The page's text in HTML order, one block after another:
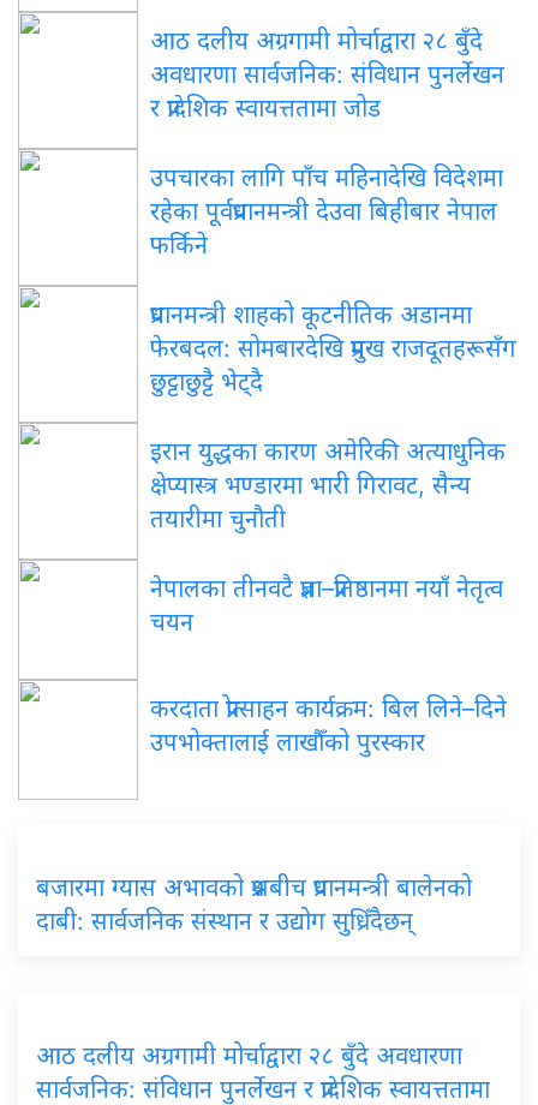
आठ दलीय अग्रगामी मोर्चाद्वारा २८ बुँदे
अवधारणा सार्वजनिक: संविधान पुनर्लेखन
र प्रादेशिक स्वायत्ततामा जोड
उपचारका लागि पाँच महिनादेखि विदेशमा
रहेका पूर्वप्रधानमन्त्री देउवा बिहीबार नेपाल
फर्किने
प्रधानमन्त्री शाहको कूटनीतिक अडानमा
फेरबदल: सोमबारदेखि प्रमुख राजदूतहरूसँग
छुट्टाछुट्टै भेट्दै
इरान युद्धका कारण अमेरिकी अत्याधुनिक
क्षेप्यास्त्र भण्डारमा भारी गिरावट, सैन्य
तयारीमा चुनौती
नेपालका तीनवटै प्रज्ञा–प्रतिष्ठानमा नयाँ नेतृत्व
चयन
करदाता प्रोत्साहन कार्यक्रम: बिल लिने–दिने
उपभोक्तालाई लाखौँको पुरस्कार
बजारमा ग्यास अभावको प्रश्नबीच प्रधानमन्त्री बालेनको
दाबी: सार्वजनिक संस्थान र उद्योग सुध्रिँदैछन्
आठ दलीय अग्रगामी मोर्चाद्वारा २८ बुँदे अवधारणा
सार्वजनिक: संविधान पुनर्लेखन र प्रादेशिक स्वायत्ततामा